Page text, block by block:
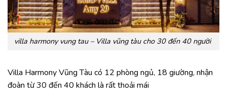
villa harmony vung tau – Villa vũng tàu cho 30 đến 40 người
Villa Harmony Vũng Tàu có 12 phòng ngủ, 18 giường, nhận
đoàn từ 30 đến 40 khách là rất thoải mái